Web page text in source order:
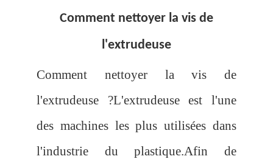
Comment nettoyer la vis de
l'extrudeuse
Comment nettoyer la vis de
l'extrudeuse ?L'extrudeuse est l'une
des machines les plus utilisées dans
l'industrie du plastique.Afin de